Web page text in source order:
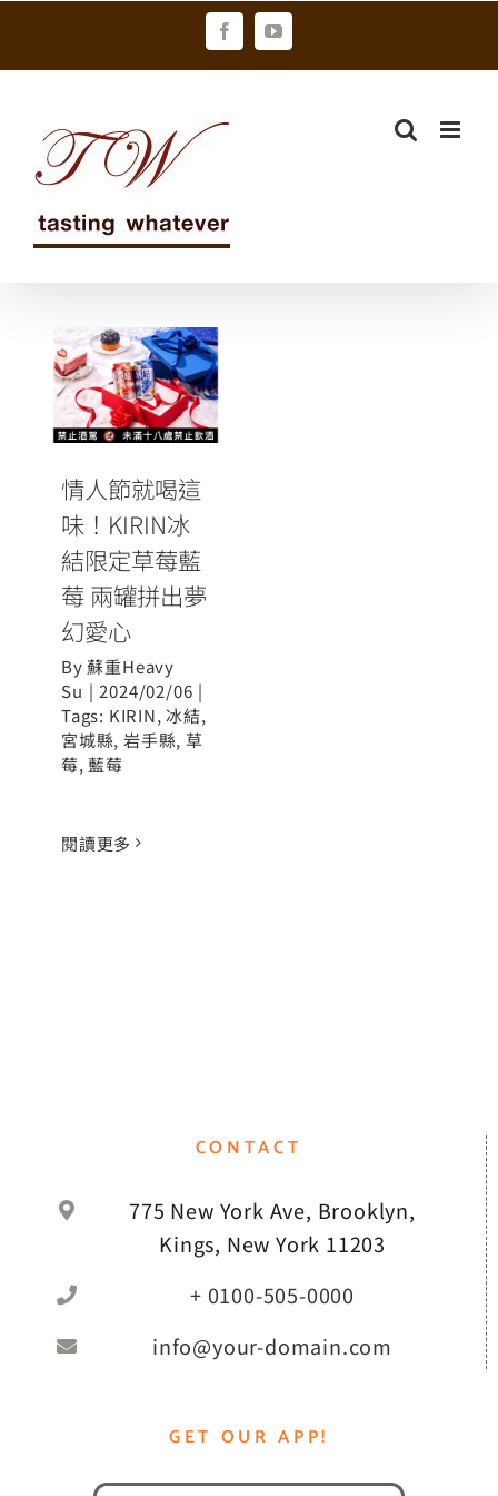
FacebookYouTube
情人節就喝這
味！KIRIN冰結
限定草莓藍莓
兩罐拼出夢幻
愛心
情人節就喝這
味！KIRIN冰
結限定草莓藍
莓 兩罐拼出夢
幻愛心
By蘇重Heavy
Su | 2024/02/06 |
Tags: KIRIN,冰結,
宮城縣,岩手縣,草
莓,藍莓
閱讀更多
CONTACT
775 New York Ave, Brooklyn,
Kings, New York 11203
+ 0100-505-0000
info@your-domain.com
GET OUR APP!